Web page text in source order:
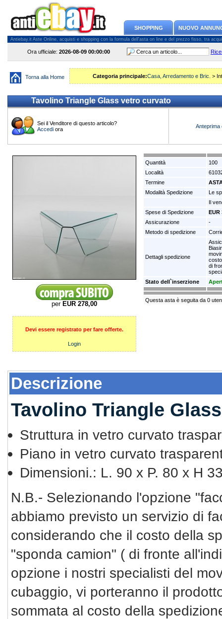
SHOPPING NUOVO
Antiebay.it Aste Online, acquisti e shopping con la formula dell'asta on line e del prezzo fisso, tra
Ora ufficiale: 2026-08-09 00:00:00
Torna alla Home Categoria principale:Casa, Arredamento e Bric. >
Tavolino Triangle Glass vetro curvato
Sei il Venditore di questo articolo?
Accedi ora Anteprima
per EUR 278,00
Devi essere registrato per fare offerte.
Login
Quantità
100
Località
Termine
Modalità Spedizione
Le
Il
Spese di Spedizione
EUR
Assicurazione
-
Metodo di spedizione
Dettagli spedizione
di
Stato dell`inserzione
Questa asta è seguita da 0
Descrizione
Tavolino Triangle Glass
Struttura in vetro curvato
Piano in vetro curvato
Dimensioni.: L. 90 x P. 80 x H
N.B.- Selezionando l'opzione
abbiamo previsto un servizio di
considerando che il costo della
"sponda camion" ( di fronte
opzione i nostri specialisti del
cubaggio, vi porteranno il
sommata al costo della